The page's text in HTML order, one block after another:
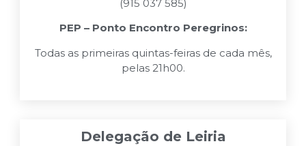
(915 037 585)
PEP – Ponto Encontro Peregrinos:
Todas as primeiras quintas-feiras de cada mês,
pelas 21h00.
Delegação de Leiria